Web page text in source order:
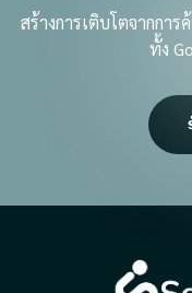
สร้างการเติบโตจากกา
ทั้ง